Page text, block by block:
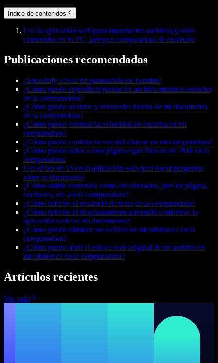
Índice de contenidos
Usa la aplicación web para importar tus archivos y otros
contenidos en tu PC, laptop o computadora de escritorio
Publicaciones recomendadas
¿Speechify afecta mi puntuación en Turnitin?
¿Cómo puedo reproducir/pausar mi archivo mientras escucho
en la computadora?
¿Cómo puedo avanzar y retroceder dentro de mi documento
en la computadora?
¿Cómo puedo cambiar la velocidad de escucha en mi
computadora?
¿Cómo puedo cambiar la voz del altavoz en mi computadora?
¿Cómo puedo saltar a una página específica en mi PDF en la
computadora?
Usa el bot de IA en la aplicación web para hacer preguntas
sobre tu documento
¿Cómo omitir contenido como encabezados, pies de página,
corchetes, etc. en la computadora?
¿Cómo habilito el resaltado de texto en la computadora?
¿Cómo habilito el desplazamiento automático mientras la
aplicación web lee mi documento?
¿Cómo puedo eliminar un archivo de mi biblioteca en la
computadora?
¿Cómo puedo abrir el enlace web original de un archivo en
mi biblioteca en la computadora?
Artículos recientes
Ver todo